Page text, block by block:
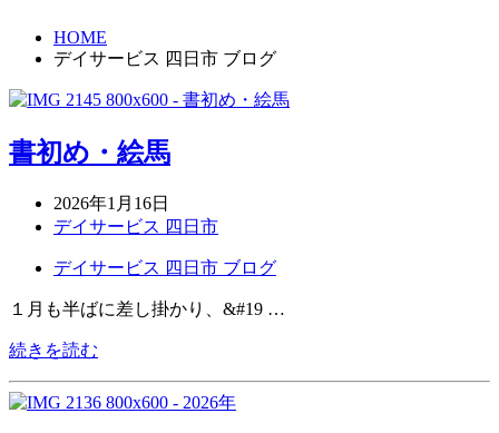
HOME
デイサービス 四日市 ブログ
書初め・絵馬
2026年1月16日
デイサービス 四日市
デイサービス 四日市 ブログ
１月も半ばに差し掛かり、&#19 …
続きを読む